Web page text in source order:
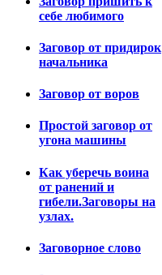
себе любимого
Заговор от придирок
начальника
Заговор от воров
Простой заговор от
угона машины
Как уберечь воина
от ранений и
гибели.Заговоры на
узлах.
Заговорное слово